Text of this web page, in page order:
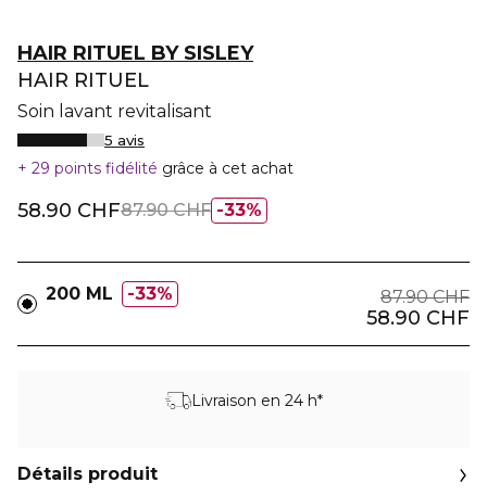
HAIR RITUEL BY SISLEY
HAIR RITUEL
Soin lavant revitalisant
5 avis
29 points fidélité grâce à cet achat
33%
58.90 CHF87.90 CHF
200 ML 33% 87.90 CHF
58.90 CHF
Livraison en 24 h*
Détails produit